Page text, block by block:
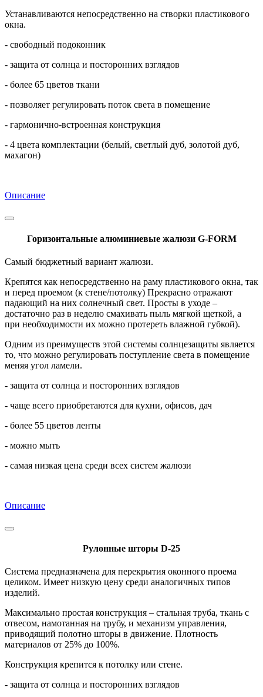
Устанавливаются непосредственно на створки пластикового
окна.
- свободный подоконник
- защита от солнца и посторонних взглядов
- более 65 цветов ткани
- позволяет регулировать поток света в помещение
- гармонично-встроенная конструкция
- 4 цвета комплектации (белый, светлый дуб, золотой дуб,
махагон)
Описание
Горизонтальные алюминиевые жалюзи G-FORM
Самый бюджетный вариант жалюзи.
Крепятся как непосредственно на раму пластикового окна, так
и перед проемом (к стене/потолку) Прекрасно отражают
падающий на них солнечный свет. Просты в уходе –
достаточно раз в неделю смахивать пыль мягкой щеткой, а
при необходимости их можно протереть влажной губкой).
Одним из преимуществ этой системы солнцезащиты является
то, что можно регулировать поступление света в помещение
меняя угол ламели.
- защита от солнца и посторонних взглядов
- чаще всего приобретаются для кухни, офисов, дач
- более 55 цветов ленты
- можно мыть
- самая низкая цена среди всех систем жалюзи
Описание
Рулонные шторы D-25
Система предназначена для перекрытия оконного проема
целиком. Имеет низкую цену среди аналогичных типов
изделий.
Максимально простая конструкция – стальная труба, ткань с
отвесом, намотанная на трубу, и механизм управления,
приводящий полотно шторы в движение. Плотность
материалов от 25% до 100%.
Конструкция крепится к потолку или стене.
- защита от солнца и посторонних взглядов